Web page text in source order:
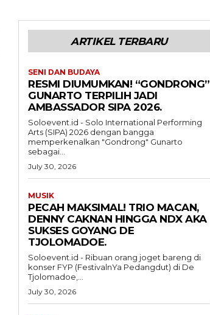
ARTIKEL TERBARU
SENI DAN BUDAYA
RESMI DIUMUMKAN! “GONDRONG”
GUNARTO TERPILIH JADI
AMBASSADOR SIPA 2026.
Soloevent.id - Solo International Performing
Arts (SIPA) 2026 dengan bangga
memperkenalkan "Gondrong" Gunarto
sebagai...
July 30, 2026
MUSIK
PECAH MAKSIMAL! TRIO MACAN,
DENNY CAKNAN HINGGA NDX AKA
SUKSES GOYANG DE
TJOLOMADOE.
Soloevent.id - Ribuan orang joget bareng di
konser FYP (FestivalnYa Pedangdut) di De
Tjolomadoe,...
July 30, 2026